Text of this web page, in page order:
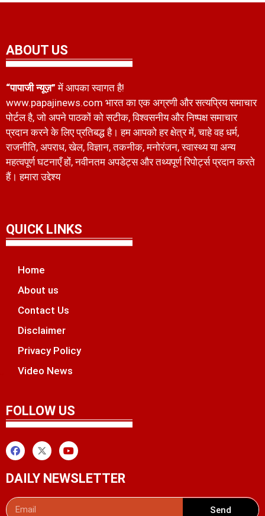
ABOUT US
“पापाजी न्यूज़” में आपका स्वागत है!
www.papajinews.com भारत का एक अग्रणी और सत्यप्रिय समाचार
पोर्टल है, जो अपने पाठकों को सटीक, विश्वसनीय और निष्पक्ष समाचार
प्रदान करने के लिए प्रतिबद्ध है। हम आपको हर क्षेत्र में, चाहे वह धर्म,
राजनीति, अपराध, खेल, विज्ञान, तकनीक, मनोरंजन, स्वास्थ्य या अन्य
महत्वपूर्ण घटनाएँ हों, नवीनतम अपडेट्स और तथ्यपूर्ण रिपोर्ट्स प्रदान करते
हैं। हमारा उद्देश्य
QUICK LINKS
Home
About us
Contact Us
Disclaimer
Privacy Policy
Video News
FOLLOW US
DAILY NEWSLETTER
Send